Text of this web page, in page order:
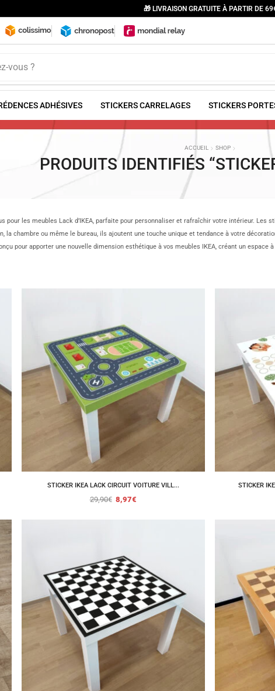
🎁 LIVRAISON GRATUITE À PARTIR DE
vous ?
ADHÉSIVES STICKERS CARRELAGES STICKERS
ACCUEIL SHOP
PRODUITS IDENTIFIÉS
pour les meubles Lack d’IKEA, parfaite pour personnaliser et rafraîchir votre intérieur.
la chambre ou même le bureau, ils ajoutent une touche unique et tendance à votre
pour apporter une nouvelle dimension esthétique à vos meubles IKEA, créant un espace
STICKER IKEA LACK CIRCUIT VOITURE VILL...
29,90€ 8,97€
STICKER